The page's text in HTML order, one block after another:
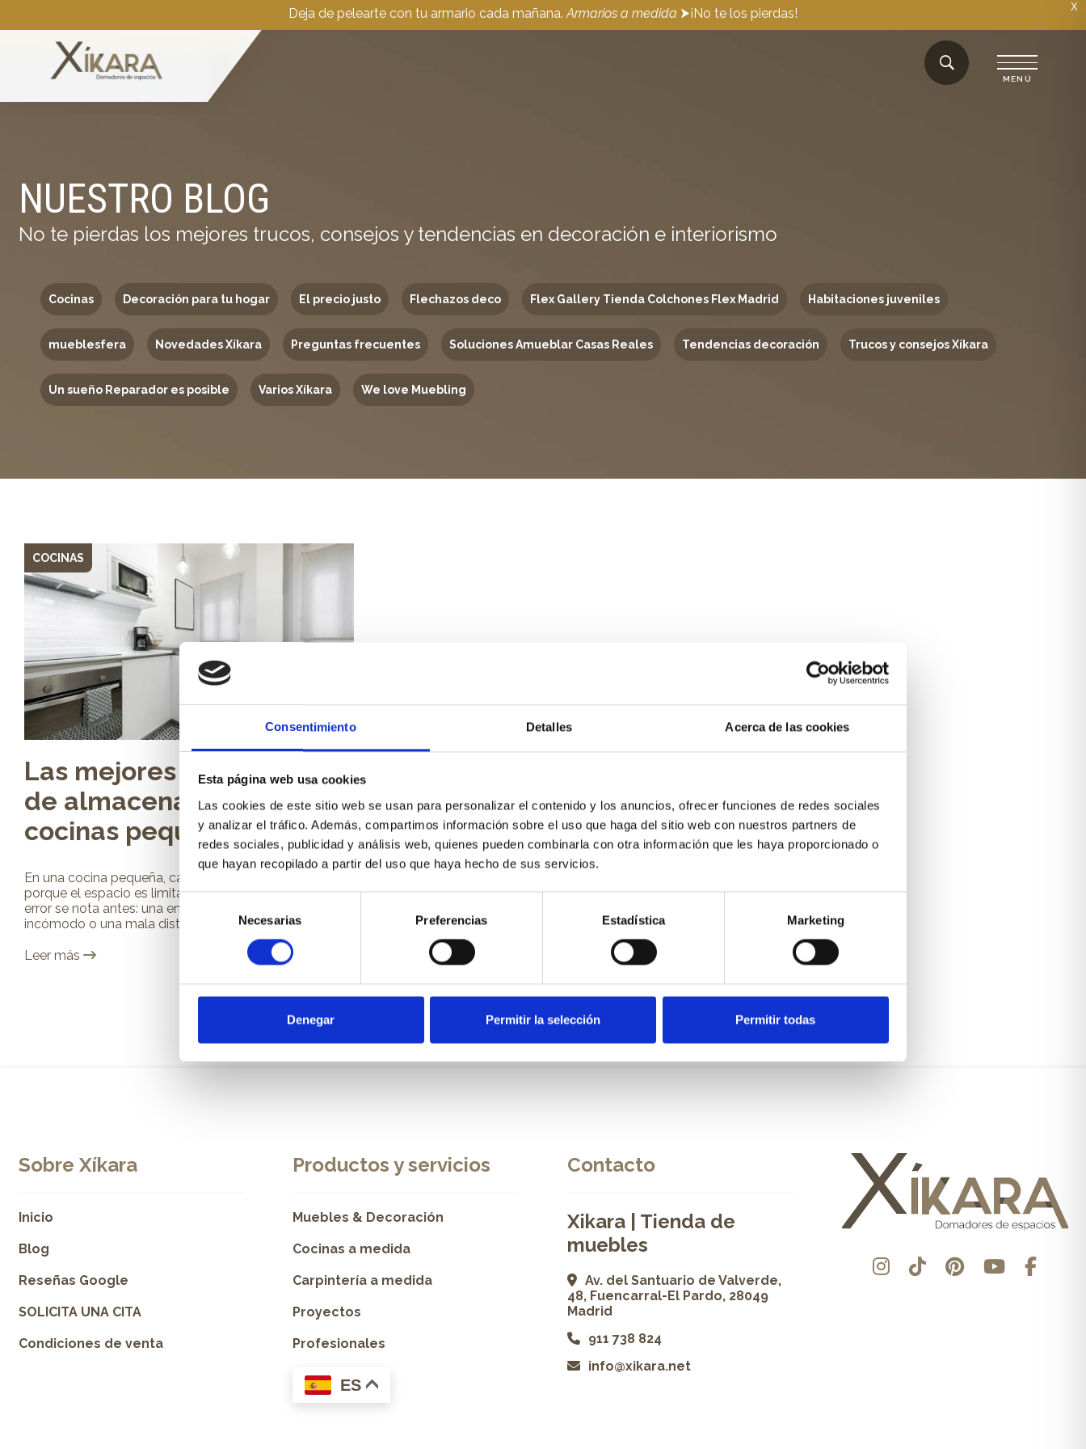
Consentimiento Detalles Acerca de las cookies
Esta página web usa cookies
Las cookies de este sitio web se usan para personalizar el contenido y los anuncios, ofrecer funciones de redes sociales
y analizar el tráfico. Además, compartimos información sobre el uso que haga del sitio web con nuestros partners de
redes sociales, publicidad y análisis web, quienes pueden combinarla con otra información que les haya proporcionado o
que hayan recopilado a partir del uso que haya hecho de sus servicios.
Selección
de
consentimiento
Necesarias Preferencias Estadística Marketing
Denegar Permitir la selección Permitir todas
X
Deja de pelearte con tu armario cada mañana. Armarios a medida ⮞¡No te los pierdas!
NUESTRO BLOG
No te pierdas los mejores trucos, consejos y tendencias en decoración e interiorismo
Cocinas Decoración para tu hogar El precio justo Flechazos deco Flex Gallery Tienda Colchones Flex Madrid Habitaciones juveniles
mueblesfera Novedades Xíkara Preguntas frecuentes Soluciones Amueblar Casas Reales Tendencias decoración Trucos y consejos Xíkara
Un sueño Reparador es posible Varios Xíkara We love Muebling
COCINAS
Las mejores soluciones
de almacenaje para
cocinas pequeñas
En una cocina pequeña, cada decisión cuenta. No solo
porque el espacio es limitado, sino porque cualquier
error se nota antes: una encimera saturada, un armario
incómodo o una mala distribución...
Leer más
Sobre Xíkara
Inicio
Blog
Reseñas Google
SOLICITA UNA CITA
Condiciones de venta
Productos y servicios
Muebles & Decoración
Cocinas a medida
Carpintería a medida
Proyectos
Profesionales
ES
Contacto
Xikara | Tienda de
muebles
Av. del Santuario de Valverde,
48, Fuencarral-El Pardo, 28049
Madrid
911 738 824
info@xikara.net